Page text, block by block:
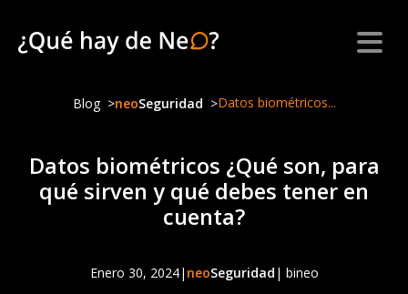
Blog neoSeguridad Datos biométricos...
Datos biométricos ¿Qué son, para
qué sirven y qué debes tener en
cuenta?
Enero 30, 2024| neoSeguridad | bineo